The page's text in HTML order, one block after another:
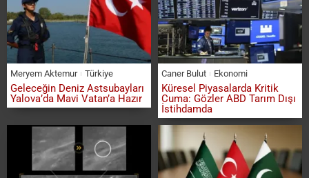
Meryem Aktemur Türkiye
Geleceğin Deniz Astsubayları
Yalova’da Mavi Vatan’a Hazır
Caner Bulut Ekonomi
Küresel Piyasalarda Kritik
Cuma: Gözler ABD Tarım Dışı
İstihdamda